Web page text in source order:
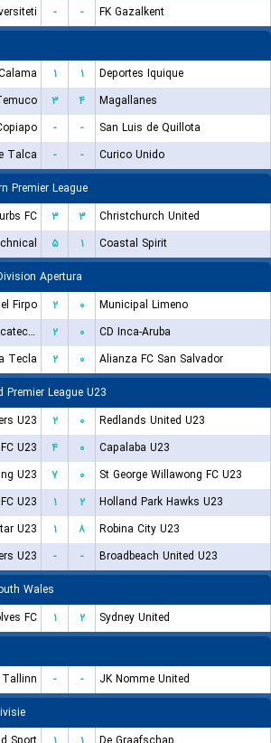
- -
FK Gazalkent
۱ ۱
Deportes Iquique
۳ ۴
Magallanes
- -
San Luis de Quillota
Talca
- -
Curico Unido
Premier League
FC
۳ ۳
Christchurch United
۵ ۱
Coastal Spirit
Apertura
Firpo
۲ ۰
Municipal Limeno
CD Platense Municipal Zacatecoluca
۲ ۰
CD Inca-Aruba
Tecla
۲ ۰
Alianza FC San Salvador
Premier League U23
U23
۲ ۰
Redlands United U23
U23
۴ ۰
Capalaba U23
U23
۷ ۰
St George Willawong FC U23
U23
۱ ۲
Holland Park Hawks U23
U23
۱ ۸
Robina City U23
U23
- -
Broadbeach United U23
Wales
FC
۱ ۲
Sydney United
Tallinn
- -
JK Nomme United